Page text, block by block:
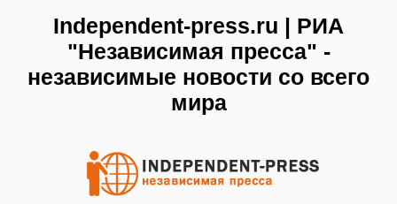
Independent-press.ru | РИА
"Независимая пресса" -
независимые новости со всего
мира